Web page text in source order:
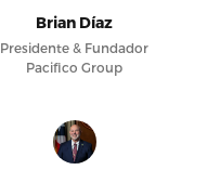
Brian Díaz
Presidente & Fundador
Pacifico Group